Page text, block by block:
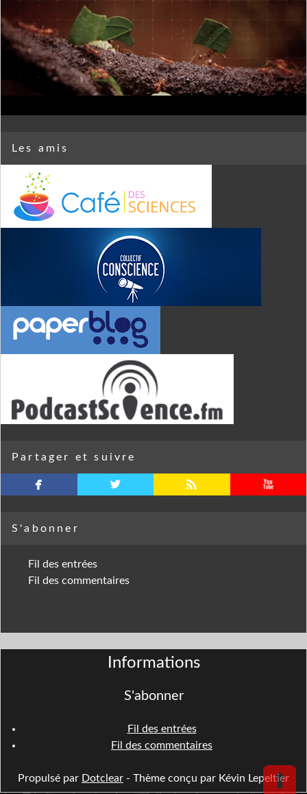
Les amis
Partager et suivre
facebook twitterbird rss youtube
S'abonner
Fil des entrées
Fil des commentaires
⬆
Informations
S'abonner
Fil des entrées
Fil des commentaires
Propulsé par Dotclear - Thème conçu par Kévin Lepeltier